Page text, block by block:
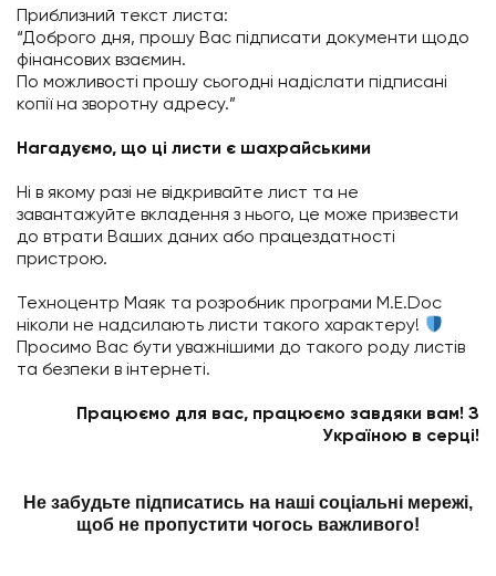
Приблизний текст листа:
“Доброго дня, прошу Вас підписати документи щодо
фінансових взаємин.
По можливості прошу сьогодні надіслати підписані
копії на зворотну адресу.”
Нагадуємо, що ці листи є шахрайськими
Ні в якому разі не відкривайте лист та не
завантажуйте вкладення з нього, це може призвести
до втрати Ваших даних або працездатності
пристрою.
Техноцентр Маяк та розробник програми M.E.Doc
ніколи не надсилають листи такого характеру!
Просимо Вас бути уважнішими до такого роду листів
та безпеки в інтернеті.
Працюємо для вас, працюємо завдяки вам! З
Україною в серці!
Не забудьте підписатись на наші соціальні мережі,
щоб не пропустити чогось важливого!